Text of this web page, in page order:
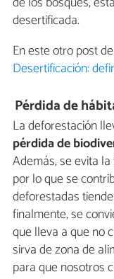
desertificada.
En este otro post
Desertificación:
Pérdida de
La deforestación
pérdida de
Además, se evita
por lo que se
deforestadas
finalmente, se
que lleva a que no
sirva de zona de
para que nosotros